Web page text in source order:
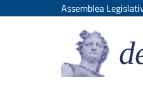
Assemblea